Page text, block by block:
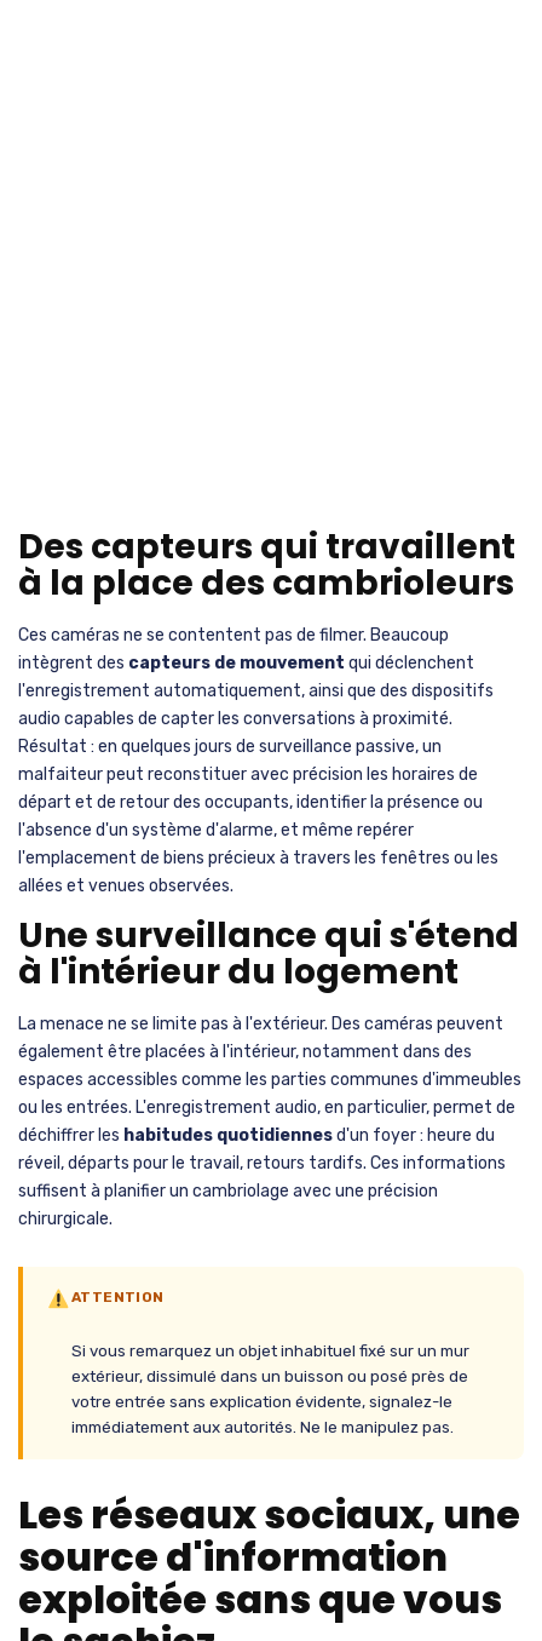
Des capteurs qui travaillent
à la place des cambrioleurs
Ces caméras ne se contentent pas de filmer. Beaucoup
intègrent des capteurs de mouvement qui déclenchent
l'enregistrement automatiquement, ainsi que des dispositifs
audio capables de capter les conversations à proximité.
Résultat : en quelques jours de surveillance passive, un
malfaiteur peut reconstituer avec précision les horaires de
départ et de retour des occupants, identifier la présence ou
l'absence d'un système d'alarme, et même repérer
l'emplacement de biens précieux à travers les fenêtres ou les
allées et venues observées.
Une surveillance qui s'étend
à l'intérieur du logement
La menace ne se limite pas à l'extérieur. Des caméras peuvent
également être placées à l'intérieur, notamment dans des
espaces accessibles comme les parties communes d'immeubles
ou les entrées. L'enregistrement audio, en particulier, permet de
déchiffrer les habitudes quotidiennesd'un foyer : heure du
réveil, départs pour le travail, retours tardifs. Ces informations
suffisent à planifier un cambriolage avec une précision
chirurgicale.
ATTENTION
Si vous remarquez un objet inhabituel fixé sur un mur
extérieur, dissimulé dans un buisson ou posé près de
votre entrée sans explication évidente, signalez-le
immédiatement aux autorités. Ne le manipulez pas.
Les réseaux sociaux, une
source d'information
exploitée sans que vous